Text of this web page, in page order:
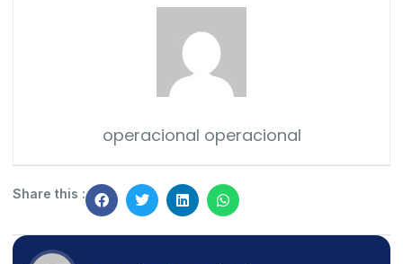
operacional operacional
Share this :